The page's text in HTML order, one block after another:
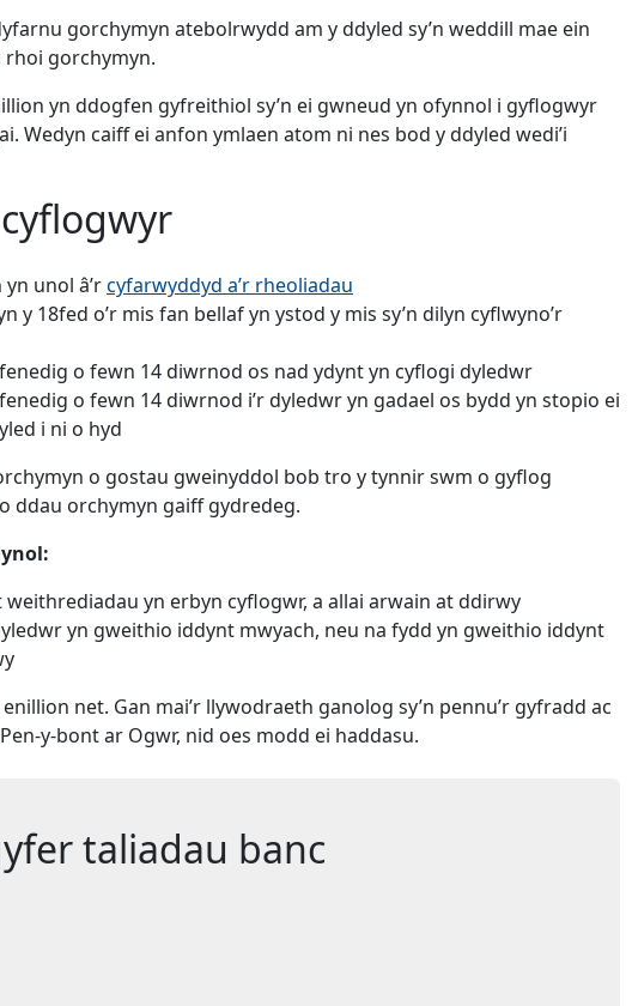
gorchymyn atebolrwydd am y ddyled sy’n weddill mae ein
gorchymyn.
yn ddogfen gyfreithiol sy’n ei gwneud yn ofynnol i gyflogwyr
Wedyn caiff ei anfon ymlaen atom ni nes bod y ddyled wedi’i
unol â’rcyfarwyddyd a’r rheoliadau
y 18fed o’r mis fan bellaf yn ystod y mis sy’n dilyn cyflwyno’r
o fewn 14 diwrnod os nad ydynt yn cyflogi dyledwr
o fewn 14 diwrnod i’r dyledwr yn gadael os bydd yn stopio ei
i ni o hyd
o gostau gweinyddol bob tro y tynnir swm o gyflog
ddau orchymyn gaiff gydredeg.
yn erbyn cyflogwr, a allai arwain at ddirwy
yn gweithio iddynt mwyach, neu na fydd yn gweithio iddynt
net. Gan mai’r llywodraeth ganolog sy’n pennu’r gyfradd ac
y-bont ar Ogwr, nid oes modd ei haddasu.
taliadau banc